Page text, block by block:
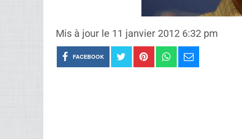
Mis à jour le 11 janvier 2012 6:32 pm
FACEBOOK